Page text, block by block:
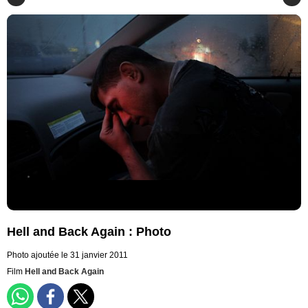
Hell and Back Again : Photo
Photo ajoutée le 31 janvier 2011
Film Hell and Back Again